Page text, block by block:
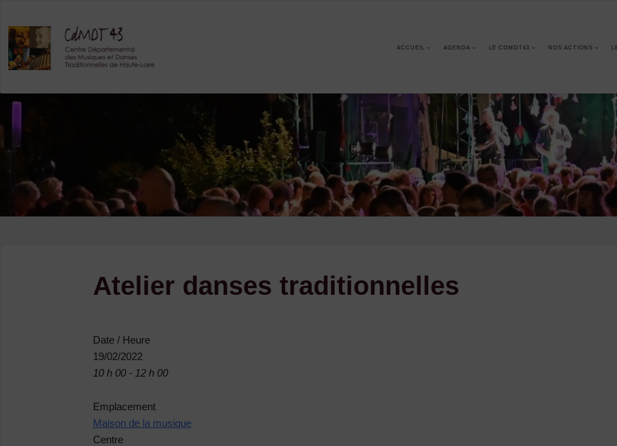
content
ACCUEIL AGENDA LE CDMDT43 NOS ACTIONS
Atelier danses traditionnelles
Date / Heure
19/02/2022
10 h 00 - 12 h 00
Emplacement
Maison de la musique
Centre